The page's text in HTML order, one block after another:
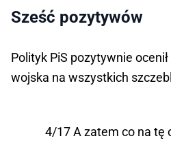
Sześć pozytywów
Polityk PiS pozytywnie
wojska na wszystkich
4/17 A zatem co na tę